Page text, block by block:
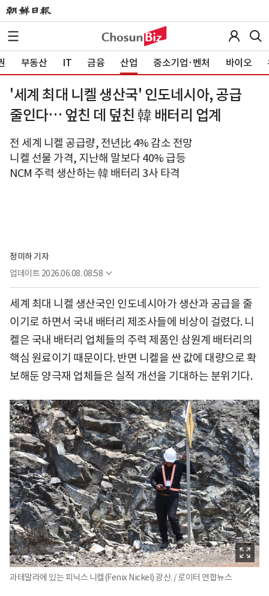
부동산 IT 금융 산업 중소기업·벤처 바이오
'세계 최대 니켈 생산국' 인도네시아, 공급
줄인다… 엎친 데 덮친 韓 배터리 업계
전 세계 니켈 공급량, 전년比 4% 감소 전망
니켈 선물 가격, 지난해 말보다 40% 급등
NCM 주력 생산하는 韓 배터리 3사 타격
정미하 기자
업데이트 2026.06.08. 08:58
세계 최대 니켈 생산국인 인도네시아가 생산과 공급을 줄
이기로 하면서 국내 배터리 제조사들에 비상이 걸렸다. 니
켈은 국내 배터리 업체들의 주력 제품인 삼원계 배터리의
핵심 원료이기 때문이다. 반면 니켈을 싼 값에 대량으로 확
보해둔 양극재 업체들은 실적 개선을 기대하는 분위기다.
과테말라에 있는 피닉스 니켈(Fenix ​​Nickel) 광산. / 로이터 연합뉴스